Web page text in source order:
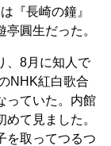
『長崎の鐘』
圓生だった。
、8月に知人で
NHK紅白歌合
っていた。内館
て見ました。
を取ってつるつ